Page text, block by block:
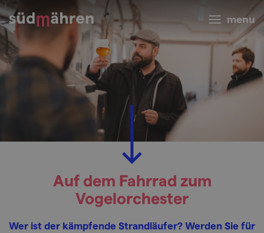
menu
Auf dem Fahrrad zum
Vogelorchester
Wer ist der kämpfende Strandläufer? Werden Sie für